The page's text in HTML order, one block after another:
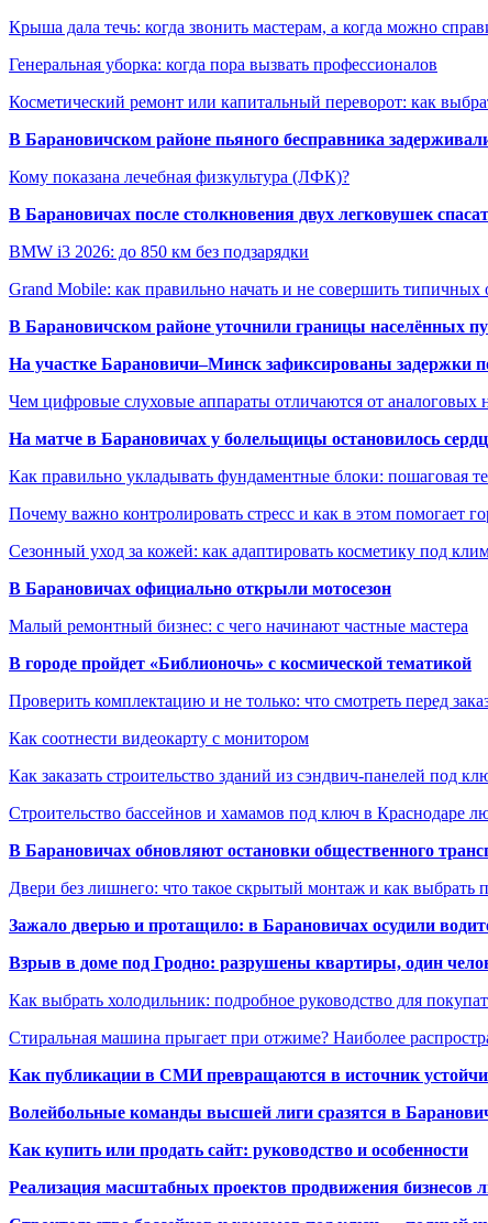
Крыша дала течь: когда звонить мастерам, а когда можно
Генеральная уборка: когда пора вызвать профессионалов
Косметический ремонт или капитальный переворот: как
В Барановичском районе пьяного бесправника
Кому показана лечебная физкультура (ЛФК)?
В Барановичах после столкновения двух легковушек
BMW i3 2026: до 850 км без подзарядки
Grand Mobile: как правильно начать и не совершить
В Барановичском районе уточнили границы населённых
На участке Барановичи–Минск зафиксированы задержки
Чем цифровые слуховые аппараты отличаются от аналоговых
На матче в Барановичах у болельщицы остановилось
Как правильно укладывать фундаментные блоки: пошаговая
Почему важно контролировать стресс и как в этом помогает
Сезонный уход за кожей: как адаптировать косметику под
В Барановичах официально открыли мотосезон
Малый ремонтный бизнес: с чего начинают частные мастера
В городе пройдет «Библионочь» с космической тематикой
Проверить комплектацию и не только: что смотреть перед
Как соотнести видеокарту с монитором
Как заказать строительство зданий из сэндвич-панелей под
Строительство бассейнов и хамамов под ключ в Краснодаре
В Барановичах обновляют остановки общественного
Двери без лишнего: что такое скрытый монтаж и как выбрать
Зажало дверью и протащило: в Барановичах осудили
Взрыв в доме под Гродно: разрушены квартиры, один
Как выбрать холодильник: подробное руководство для
Стиральная машина прыгает при отжиме? Наиболее
Как публикации в СМИ превращаются в источник
Волейбольные команды высшей лиги сразятся в
Как купить или продать сайт: руководство и особенности
Реализация масштабных проектов продвижения бизнесов